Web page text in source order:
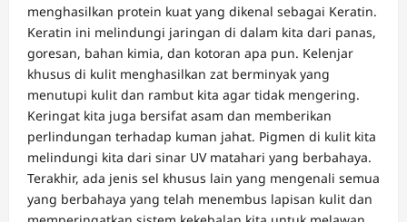
menghasilkan protein kuat yang dikenal sebagai Keratin.
Keratin ini melindungi jaringan di dalam kita dari panas,
goresan, bahan kimia, dan kotoran apa pun. Kelenjar
khusus di kulit menghasilkan zat berminyak yang
menutupi kulit dan rambut kita agar tidak mengering.
Keringat kita juga bersifat asam dan memberikan
perlindungan terhadap kuman jahat. Pigmen di kulit kita
melindungi kita dari sinar UV matahari yang berbahaya.
Terakhir, ada jenis sel khusus lain yang mengenali semua
yang berbahaya yang telah menembus lapisan kulit dan